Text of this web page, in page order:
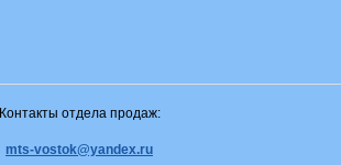
Контакты отдела продаж:
mts-vostok@yandex.ru